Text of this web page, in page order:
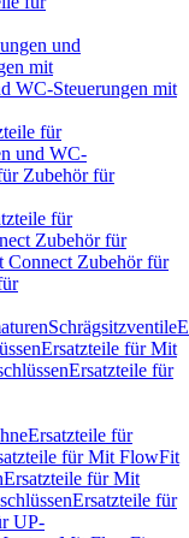
und
mit
WC-Steuerungen mit
für
und WC-
Zubehör für
für
Zubehör für
Connect Zubehör für
Schrägsitzventile
Ersatzteile für Mit
Ersatzteile für
Ersatzteile für
für Mit FlowFit
Ersatzteile für Mit
Ersatzteile für
UP-